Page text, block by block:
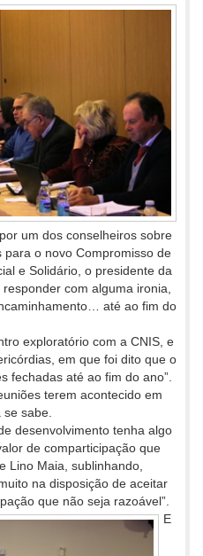
um dos conselheiros sobre
o novo Compromisso de
e Solidário, o presidente da
com alguma ironia,
até ao fim do
exploratório com a CNIS, e
em que foi dito que o
fechadas até ao fim do ano”.
terem acontecido em
sabe.
desenvolvimento tenha algo
de comparticipação que
Lino Maia, sublinhando,
na disposição de aceitar
que não seja razoável”.
E